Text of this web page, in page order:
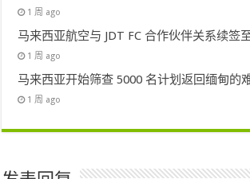
1 周 ago
马来西亚航空与 JDT FC 合作伙伴关系续签
1 周 ago
马来西亚开始筛查 5000 名计划返回缅甸的
1 周 ago